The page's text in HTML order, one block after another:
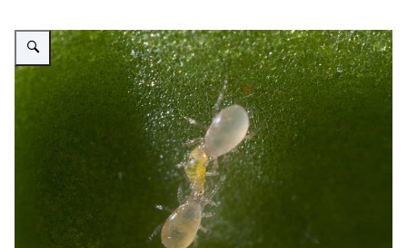
Vergroot afbeelding Innovatie